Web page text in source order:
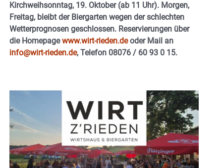
Kirchweihsonntag, 19. Oktober (ab 11 Uhr). Morgen,
Freitag, bleibt der Biergarten wegen der schlechten
Wetterprognosen geschlossen. Reservierungen über
die Homepagewww.wirt-rieden.deoder Mail an
info@wirt-rieden.de, Telefon 08076 / 60 93 0 15.